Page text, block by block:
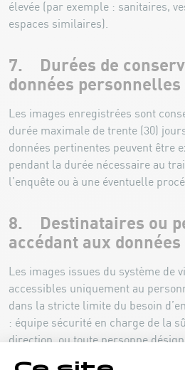
élevée (par exemple : sanitaires,
espaces similaires).
7. Durées de
données personnelles
Les images enregistrées sont
durée maximale de trente (30)
données pertinentes peuvent être
pendant la durée nécessaire au
l’enquête ou à une éventuelle
8. Destinataires ou
accédant aux
Les images issues du système de
accessibles uniquement au
dans la stricte limite du besoin
: équipe sécurité en charge de la
direction, ou toute personne
incidents). Les prestataires